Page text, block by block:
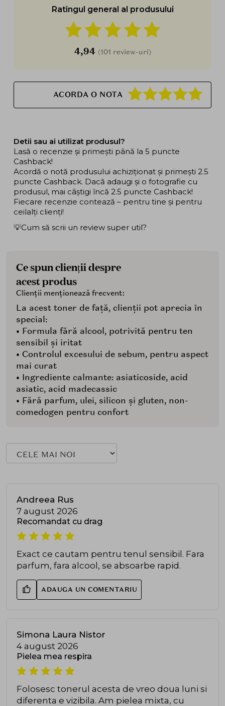
Ratingul general al produsului
4,94 (101 review-uri)
ACORDA O NOTA
Detii sau ai utilizat produsul?
Lasă o recenzie și primești până la 5 puncte
Cashback!
Acordă o notă produsului achiziționat și primești 2.5
puncte Cashback. Dacă adaugi și o fotografie cu
produsul, mai câștigi încă 2.5 puncte Cashback!
Fiecare recenzie contează – pentru tine și pentru
ceilalți clienți!
💡Cum să scrii un review super util?
Ce spun clienții despre
acest produs
Clienții menționează frecvent:
La acest toner de față, clienții pot aprecia în
special:
• Formula fără alcool, potrivită pentru ten
sensibil și iritat
• Controlul excesului de sebum, pentru aspect
mai curat
• Ingrediente calmante: asiaticoside, acid
asiatic, acid madecassic
• Fără parfum, ulei, silicon și gluten, non-
comedogen pentru confort
Andreea Rus
7 august 2026
Recomandat cu drag
Exact ce cautam pentru tenul sensibil. Fara
parfum, fara alcool, se absoarbe rapid.
ADAUGA UN COMENTARIU
Simona Laura Nistor
4 august 2026
Pielea mea respira
Folosesc tonerul acesta de vreo doua luni si
diferenta e vizibila. Am pielea mixta, cu